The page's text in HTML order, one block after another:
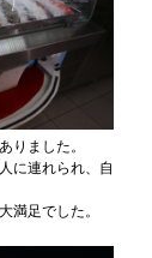
りました。
に連れられ、自
満足でした。